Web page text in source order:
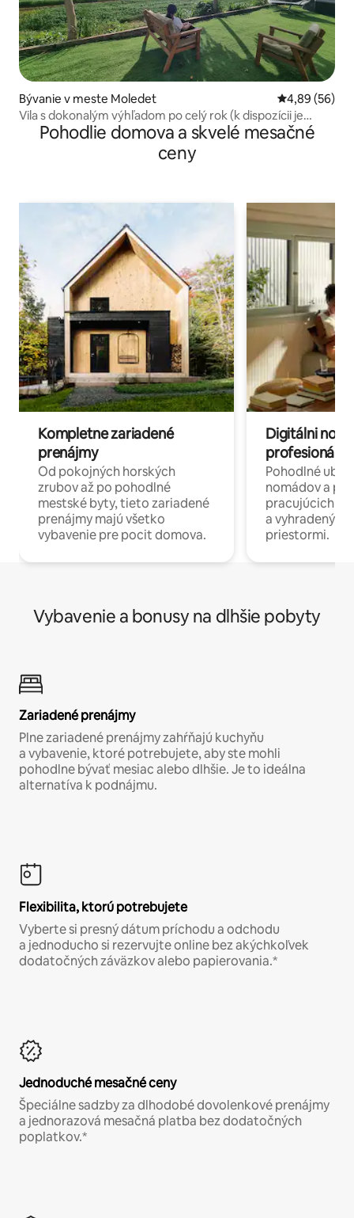
Bývanie v meste Moledet Priemerné
4,89 (56)
Vila s dokonalým výhľadom po celý rok (k dispozícii je
bezpečnostná miestnosť)
Pohodlie domova a skvelé mesačné
ceny
Kompletne zariadené
prenájmy
Od pokojných horských
zrubov až po pohodlné
mestské byty, tieto zariadené
prenájmy majú všetko
vybavenie pre pocit domova.
Digitálni
profesionáli
Pohodlné
nomádov a
pracujúcich
a
priestormi.
Vybavenie a bonusy na dlhšie pobyty
Zariadené prenájmy
Plne zariadené prenájmy zahŕňajú kuchyňu
a vybavenie, ktoré potrebujete, aby ste mohli
pohodlne bývať mesiac alebo dlhšie. Je to ideálna
alternatíva k podnájmu.
Flexibilita, ktorú potrebujete
Vyberte si presný dátum príchodu a odchodu
a jednoducho si rezervujte online bez akýchkoľvek
dodatočných záväzkov alebo papierovania.*
Jednoduché mesačné ceny
Špeciálne sadzby za dlhodobé dovolenkové prenájmy
a jednorazová mesačná platba bez dodatočných
poplatkov.*